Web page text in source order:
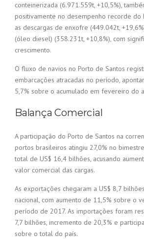
conteinerizada (6.971.559t, +10,5%),
positivamente no desempenho recorde do
as descargas de enxofre (449.042t,
(óleo diesel) (358.231t, +10,8%), com
crescimento.
O fluxo de navios no Porto de Santos
embarcações atracadas no período,
5,7% sobre o acumulado em fevereiro do
Balança Comercial
A participação do Porto de Santos na
portos brasileiros atingiu 27,0% no
total de US$ 16,4 bilhões, acusando
valor comercial das cargas.
As exportações chegaram a US$ 8,7
nacional, com aumento de 11,5% sobre o
período de 2017. As importações foram
7,7 bilhões, incremento de 20,3% e
sobre o total do país.